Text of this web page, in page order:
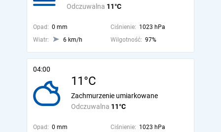
Odczuwalna 11°C
Opad: 0 mm Ciśnienie: 1023 hPa
Wiatr:
6 km/h Wilgotność: 97%
04:00
11°C
Odczuwalna 11°C
Zachmurzenie umiarkowane
Opad: 0 mm Ciśnienie: 1023 hPa